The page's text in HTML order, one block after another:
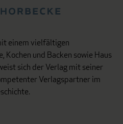
einem vielfältigen
und Backen sowie Haus
sich der Verlag mit seiner
Verlagspartner im